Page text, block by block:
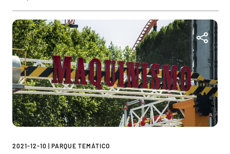
2021-12-10 PARQUE TEMÁTICO